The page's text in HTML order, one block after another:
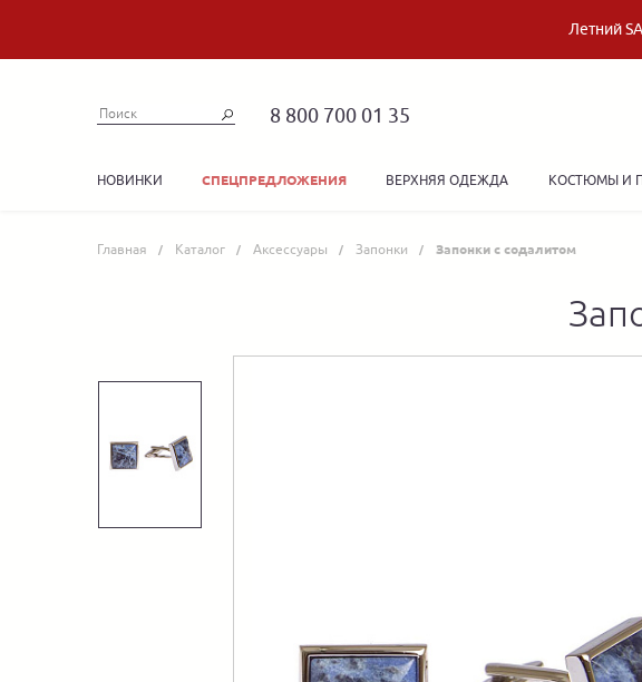
Летний
8 800 700 01 35
НОВИНКИ СПЕЦПРЕДЛОЖЕНИЯ ВЕРХНЯЯ ОДЕЖДА КОСТЮМЫ И
Главная Каталог Аксессуары Запонки Запонки с содалитом